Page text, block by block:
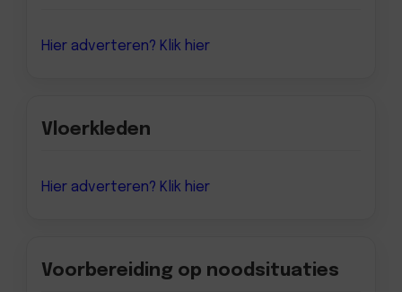
Hier adverteren? Klik hier
Vloerkleden
Hier adverteren? Klik hier
Voorbereiding op noodsituaties